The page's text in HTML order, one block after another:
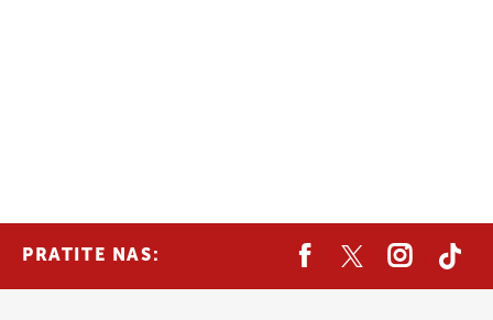
PRATITE NAS: